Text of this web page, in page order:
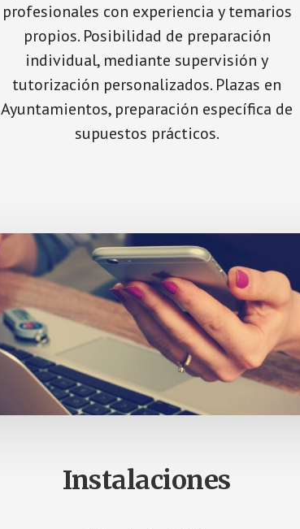
profesionales con experiencia y temarios
propios. Posibilidad de preparación
individual, mediante supervisión y
tutorización personalizados. Plazas en
Ayuntamientos, preparación específica de
supuestos prácticos.
Instalaciones